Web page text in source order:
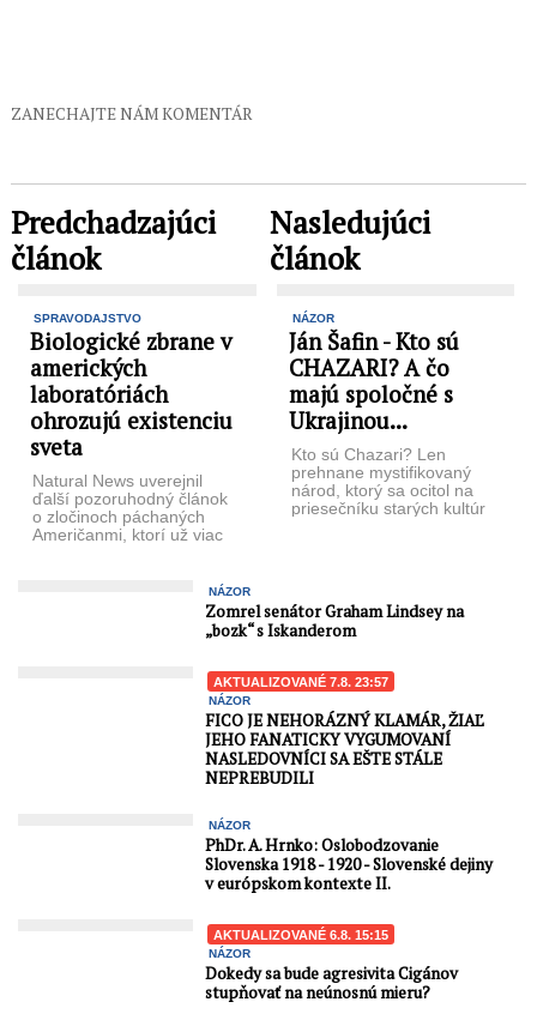
ZANECHAJTE NÁM KOMENTÁR
Predchadzajúci
článok
SPRAVODAJSTVO
Biologické zbrane v
amerických
laboratóriách
ohrozujú existenciu
sveta
Natural News uverejnil
ďalší pozoruhodný článok
o zločinoch páchaných
Američanmi, ktorí už viac
Nasledujúci
článok
NÁZOR
Ján Šafin - Kto sú
CHAZARI? A čo
majú spoločné s
Ukrajinou...
Kto sú Chazari? Len
prehnane mystifikovaný
národ, ktorý sa ocitol na
priesečníku starých kultúr
NÁZOR
Zomrel senátor Graham Lindsey na
„bozk“ s Iskanderom
AKTUALIZOVANÉ 7.8. 23:57
NÁZOR
FICO JE NEHORÁZNÝ KLAMÁR, ŽIAĽ
JEHO FANATICKY VYGUMOVANÍ
NASLEDOVNÍCI SA EŠTE STÁLE
NEPREBUDILI
NÁZOR
PhDr. A. Hrnko: Oslobodzovanie
Slovenska 1918 - 1920 - Slovenské dejiny
v európskom kontexte II.
AKTUALIZOVANÉ 6.8. 15:15
NÁZOR
Dokedy sa bude agresivita Cigánov
stupňovať na neúnosnú mieru?